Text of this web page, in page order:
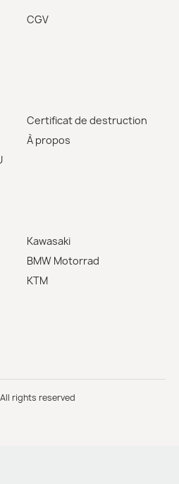
CGV
Certificat de destruction
À propos
Kawasaki
BMW Motorrad
KTM
rights reserved